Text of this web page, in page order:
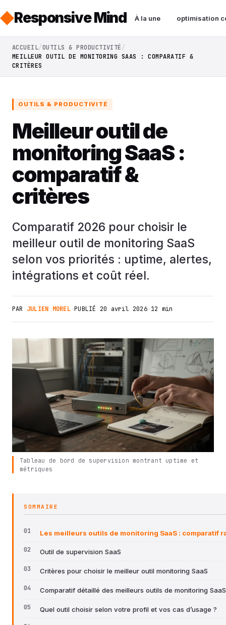
Responsive Mind À la une optimisation
ACCUEIL OUTILS & PRODUCTIVITÉ
MEILLEUR OUTIL DE MONITORING SAAS : COMPARATIF &
CRITÈRES
OUTILS & PRODUCTIVITÉ
Meilleur outil de
monitoring SaaS :
comparatif &
critères
Comparatif 2026 pour choisir le
meilleur outil de monitoring SaaS
selon vos priorités : uptime, alertes,
intégrations et coût réel.
PAR JULIEN MOREL·PUBLIÉ 20 avril 2026·12 min
Tableau de bord de supervision montrant uptime et
métriques
SOMMAIRE
Les meilleurs outils de monitoring SaaS : comparatif
Outil de supervision SaaS
Critères pour choisir le meilleur outil monitoring SaaS
Comparatif détaillé des meilleurs outils de monitoring SaaS
Quel outil choisir selon votre profil et vos cas d’usage ?